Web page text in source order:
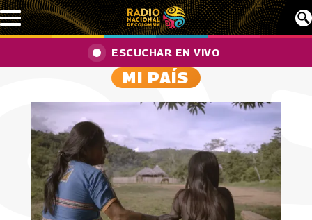
Pasar al contenido principal
ESCUCHAR EN VIVO
MI PAÍS